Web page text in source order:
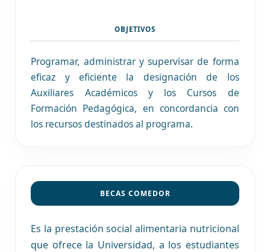
OBJETIVOS
Programar, administrar y supervisar de forma
eficaz y eficiente la designación de los
Auxiliares Académicos y los Cursos de
Formación Pedagógica, en concordancia con
los recursos destinados al programa.
BECAS COMEDOR
Es la prestación social alimentaria nutricional
que ofrece la Universidad, a los estudiantes